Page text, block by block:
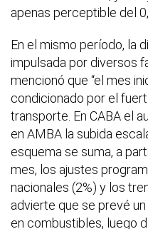
apenas perceptible del
En el mismo período, la
impulsada por diversos
mencionó que “el mes
condicionado por el
transporte. En CABA el
en AMBA la subida
esquema se suma, a
mes, los ajustes
nacionales (2%) y los
advierte que se prevé
en combustibles, luego